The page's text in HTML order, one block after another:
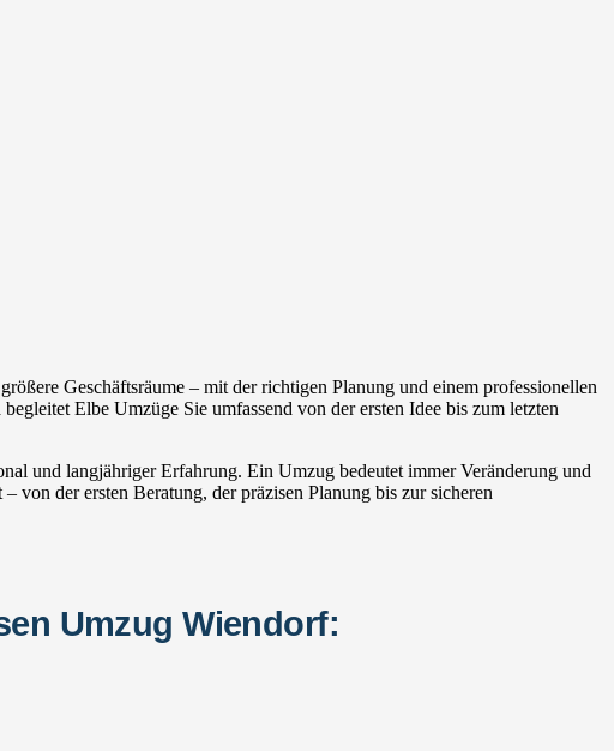
Geschäftsräume – mit der richtigen Planung und einem professionellen
Elbe Umzüge Sie umfassend von der ersten Idee bis zum letzten
und langjähriger Erfahrung. Ein Umzug bedeutet immer Veränderung und
von der ersten Beratung, der präzisen Planung bis zur sicheren
Umzug Wiendorf: